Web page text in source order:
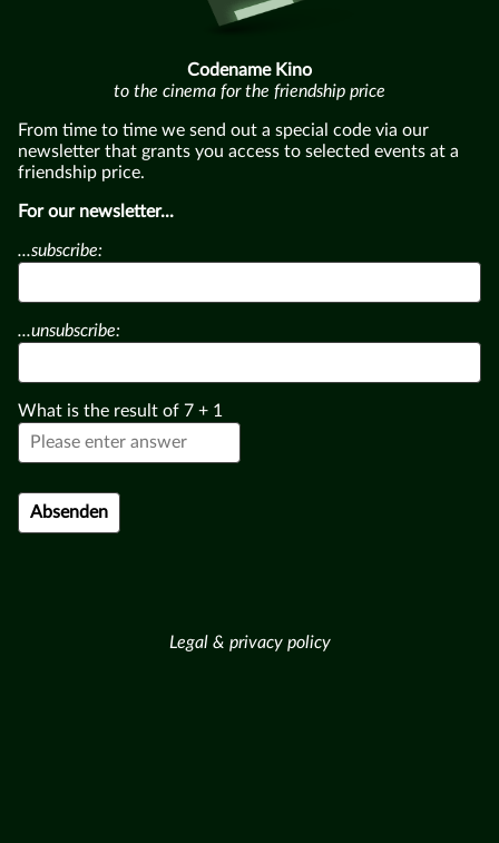
Codename Kino
to the cinema for the friendship price
From time to time we send out a special code via our
newsletter that grants you access to selected events at a
friendship price.
For our newsletter...
...subscribe:
...unsubscribe:
What is the result of 7 + 1
Legal & privacy policy